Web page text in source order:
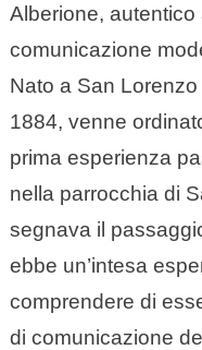
Alberione,
comunicazione
Nato a San
1884, venne
prima esperienza
nella parrocchia di
segnava il
ebbe un’intesa
comprendere di
di comunicazione